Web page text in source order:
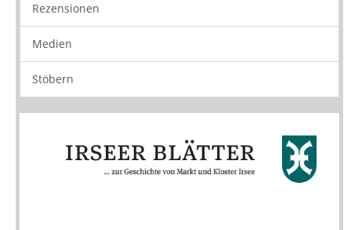
Rezensionen
Medien
Stöbern